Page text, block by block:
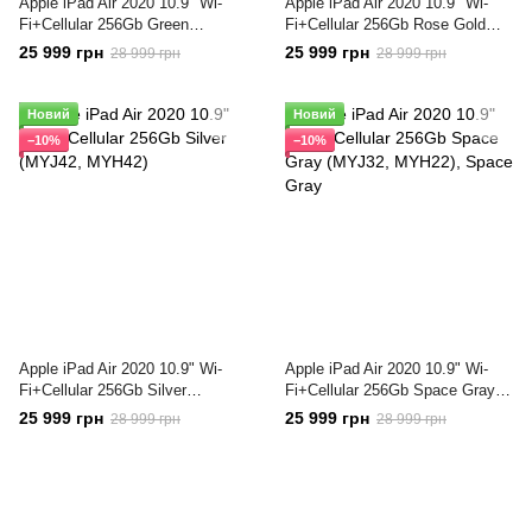
Fi+Cellular 256Gb Green
(MYJ72, MYH72)
25 999 грн 28 999 грн
Fi+Cellular 256Gb Rose Gold
(MYJ52, MYH52)
25 999 грн 28 999 грн
Новий
−10%
Apple iPad Air 2020 10.9" Wi-
Fi+Cellular 256Gb Silver
(MYJ42, MYH42)
25 999 грн 28 999 грн
Новий
−10%
Apple iPad Air 2020 10.9" Wi-
Fi+Cellular 256Gb Space Gray
(MYJ32, MYH22)
25 999 грн 28 999 грн